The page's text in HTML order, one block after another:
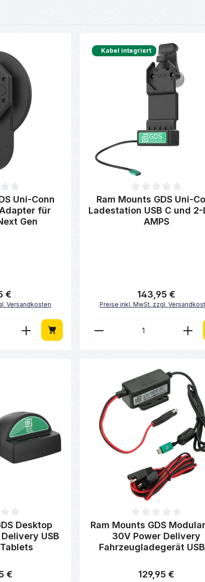
ein oder benutze die
von 0 von 5 Sternen
Uni-Conn
für
Gen
Preis:
€
Versandkosten
Gib den gewünschten Wert
Kabel integriert
Durchschnittliche Bewertung von 0
Ram Mounts GDS Uni-
Ladestation USB C und 2-
AMPS
Regulärer Preis:
143,95 €
Preise inkl. MwSt. zzgl.
Produkt Anzahl:
von 0 von 5 Sternen
Desktop
USB
Preis:
€
Durchschnittliche Bewertung von 0
Ram Mounts GDS
30V Power Delivery
Fahrzeugladegerät
Regulärer Preis:
129,95 €